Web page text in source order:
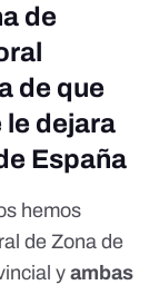
de
de que
le dejara
España
hemos
de Zona de
yambas